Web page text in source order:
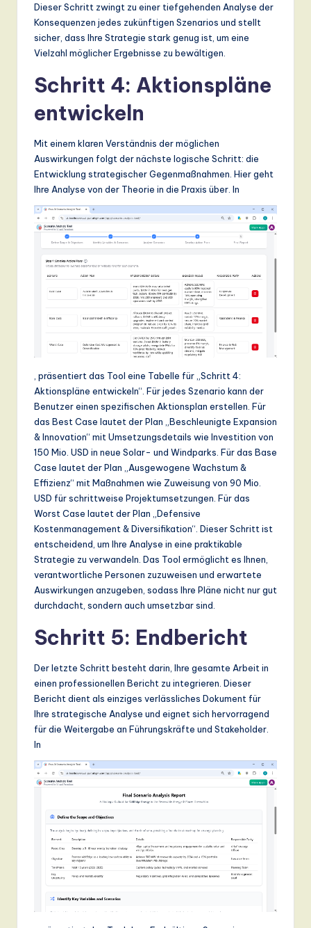
Dieser Schritt zwingt zu einer tiefgehenden Analyse der
Konsequenzen jedes zukünftigen Szenarios und stellt
sicher, dass Ihre Strategie stark genug ist, um eine
Vielzahl möglicher Ergebnisse zu bewältigen.
Schritt 4: Aktionspläne
entwickeln
Mit einem klaren Verständnis der möglichen
Auswirkungen folgt der nächste logische Schritt: die
Entwicklung strategischer Gegenmaßnahmen. Hier geht
Ihre Analyse von der Theorie in die Praxis über. In
, präsentiert das Tool eine Tabelle für „Schritt 4:
Aktionspläne entwickeln“. Für jedes Szenario kann der
Benutzer einen spezifischen Aktionsplan erstellen. Für
das Best Case lautet der Plan „Beschleunigte Expansion
& Innovation“ mit Umsetzungsdetails wie Investition von
150 Mio. USD in neue Solar- und Windparks. Für das Base
Case lautet der Plan „Ausgewogene Wachstum &
Effizienz“ mit Maßnahmen wie Zuweisung von 90 Mio.
USD für schrittweise Projektumsetzungen. Für das
Worst Case lautet der Plan „Defensive
Kostenmanagement & Diversifikation“. Dieser Schritt ist
entscheidend, um Ihre Analyse in eine praktikable
Strategie zu verwandeln. Das Tool ermöglicht es Ihnen,
verantwortliche Personen zuzuweisen und erwartete
Auswirkungen anzugeben, sodass Ihre Pläne nicht nur gut
durchdacht, sondern auch umsetzbar sind.
Schritt 5: Endbericht
Der letzte Schritt besteht darin, Ihre gesamte Arbeit in
einen professionellen Bericht zu integrieren. Dieser
Bericht dient als einziges verlässliches Dokument für
Ihre strategische Analyse und eignet sich hervorragend
für die Weitergabe an Führungskräfte und Stakeholder.
In